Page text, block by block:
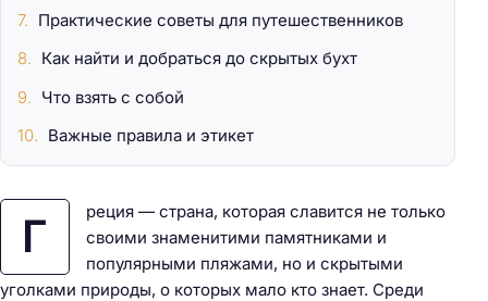
Г
реция — страна, которая славится не только
своими знаменитими памятниками и
популярными пляжами, но и скрытыми
уголками природы, о которых мало кто знает. Среди
Практические советы для путешественников
Как найти и добраться до скрытых бухт
Что взять с собой
Важные правила и этикет